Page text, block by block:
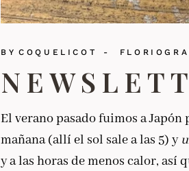
BY COQUELICOT
El verano pasado fuimos a Japón
mañana (allí el sol sale a las 5) y
y a las horas de menos calor, así